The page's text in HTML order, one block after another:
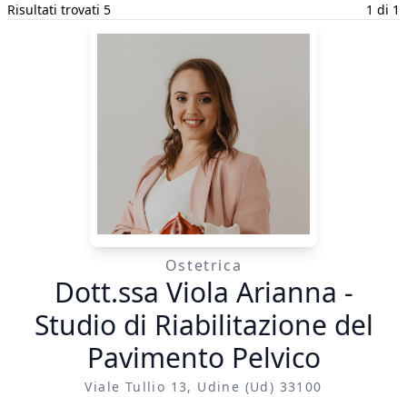
Risultati trovati 5 1 di 1
Ostetrica
Dott.ssa Viola Arianna -
Studio di Riabilitazione del
Pavimento Pelvico
Viale Tullio 13, Udine (ud) 33100